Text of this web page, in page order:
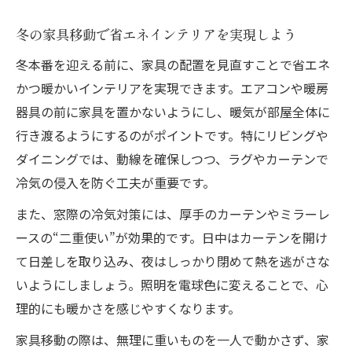
冬の家具移動で省エネインテリアを実現しよう
冬本番を迎える前に、家具の配置を見直すことで省エネ
かつ暖かいインテリアを実現できます。エアコンや暖房
器具の前に家具を置かないようにし、暖気が部屋全体に
行き渡るようにするのがポイントです。特にリビングや
ダイニングでは、動線を確保しつつ、ラグやカーテンで
冷気の侵入を防ぐ工夫が重要です。
また、窓際の冷気対策には、厚手のカーテンやミラーレ
ースの“二重使い”が効果的です。日中はカーテンを開け
て日差しを取り込み、夜はしっかり閉めて熱を逃がさな
いようにしましょう。照明を電球色に変えることで、心
理的にも暖かさを感じやすくなります。
家具移動の際は、無理に重いものを一人で動かさず、家